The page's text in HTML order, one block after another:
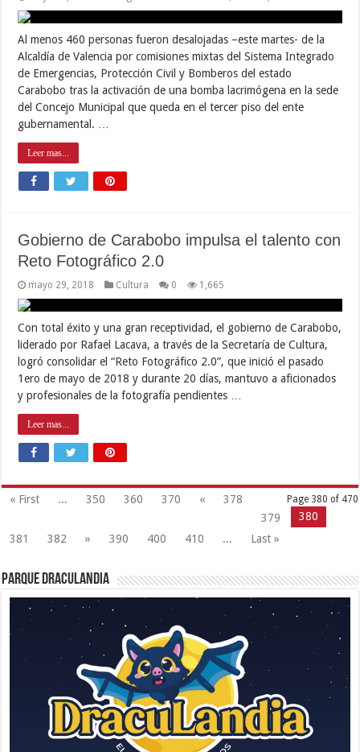
Al menos 460 personas fueron desalojadas –este martes- de la
Alcaldía de Valencia por comisiones mixtas del Sistema Integrado
de Emergencias, Protección Civil y Bomberos del estado
Carabobo tras la activación de una bomba lacrimógena en la sede
del Concejo Municipal que queda en el tercer piso del ente
gubernamental. …
Leer mas...
Gobierno de Carabobo impulsa el talento con
Reto Fotográfico 2.0
mayo 29, 2018 Cultura 0 1,665
Con total éxito y una gran receptividad, el gobierno de Carabobo,
liderado por Rafael Lacava, a través de la Secretaría de Cultura,
logró consolidar el “Reto Fotográfico 2.0”, que inició el pasado
1ero de mayo de 2018 y durante 20 días, mantuvo a aficionados
y profesionales de la fotografía pendientes …
Leer mas...
Page 380 of 470
« First ... 350 360 370 «
378
379
380
381
382 » 390 400 410 ... Last »
Parque Draculandia